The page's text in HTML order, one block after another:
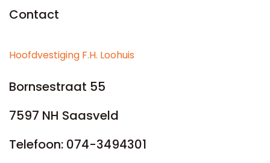
Contact
Hoofdvestiging F.H. Loohuis
Bornsestraat 55
7597 NH Saasveld
Telefoon: 074-3494301